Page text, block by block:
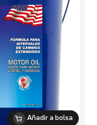
Añadir a bolsa